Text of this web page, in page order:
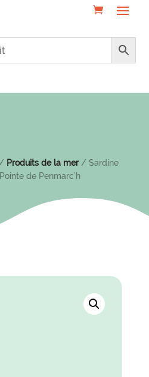
Produits de la mer/ Sardine
de Penmarc’h